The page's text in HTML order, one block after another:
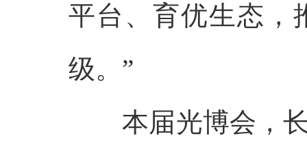
平台、育优生态，
级。”
本届光博会，